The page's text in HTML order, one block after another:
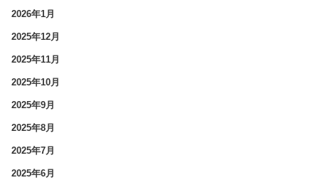
2026年1月
2025年12月
2025年11月
2025年10月
2025年9月
2025年8月
2025年7月
2025年6月